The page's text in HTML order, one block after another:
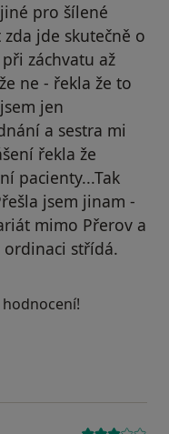
pro šílené
jde skutečně o
záchvatu až
ne - řekla že to
jen
a sestra mi
řekla že
pacienty...Tak
jsem jinam -
mimo Přerov a
střídá.
účet byl odstraněn